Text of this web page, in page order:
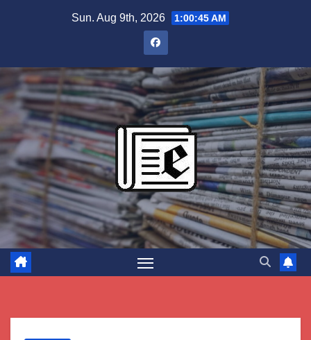
Sun. Aug 9th, 2026 1:00:46 AM